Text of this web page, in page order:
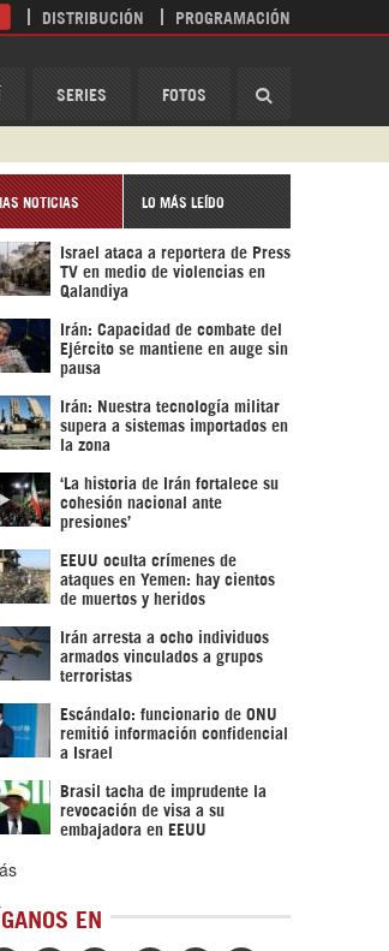
SERIES FOTOS
DISTRIBUCIÓN PROGRAMACIÓN
NOTICIAS LO MÁS LEÍDO
Israel ataca a reportera de Press
TV en medio de violencias en
Qalandiya
Irán: Capacidad de combate del
Ejército se mantiene en auge sin
pausa
Irán: Nuestra tecnología militar
supera a sistemas importados en
la zona
‘La historia de Irán fortalece su
cohesión nacional ante
presiones’
EEUU oculta crímenes de
ataques en Yemen: hay cientos
de muertos y heridos
Irán arresta a ocho individuos
armados vinculados a grupos
terroristas
Escándalo: funcionario de ONU
remitió información confidencial
a Israel
Brasil tacha de imprudente la
revocación de visa a su
embajadora en EEUU
EN